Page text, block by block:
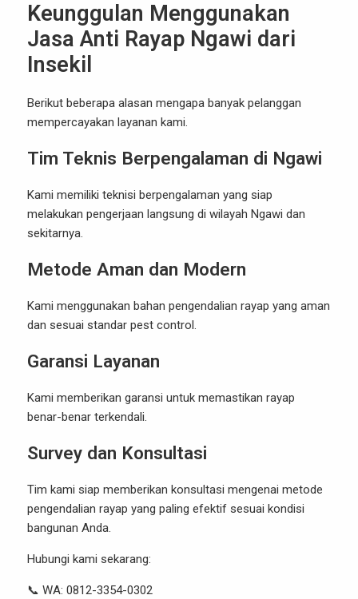
Keunggulan Menggunakan
Jasa Anti Rayap Ngawi dari
Insekil
Berikut beberapa alasan mengapa banyak pelanggan
mempercayakan layanan kami.
Tim Teknis Berpengalaman di Ngawi
Kami memiliki teknisi berpengalaman yang siap
melakukan pengerjaan langsung di wilayah Ngawi dan
sekitarnya.
Metode Aman dan Modern
Kami menggunakan bahan pengendalian rayap yang aman
dan sesuai standar pest control.
Garansi Layanan
Kami memberikan garansi untuk memastikan rayap
benar-benar terkendali.
Survey dan Konsultasi
Tim kami siap memberikan konsultasi mengenai metode
pengendalian rayap yang paling efektif sesuai kondisi
bangunan Anda.
Hubungi kami sekarang:
📞 WA: 0812-3354-0302